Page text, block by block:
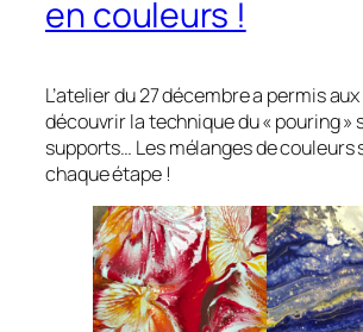
en couleurs !
L’atelier du 27 décembre a permis
découvrir la technique du « pouring
supports… Les mélanges de couleurs
chaque étape !